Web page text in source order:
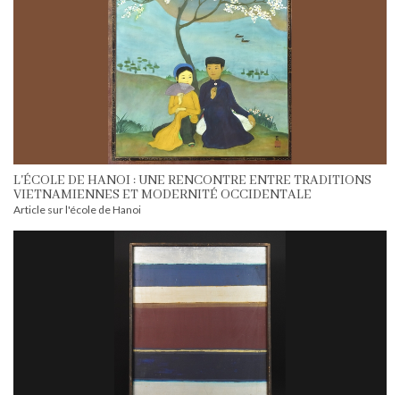
L'ÉCOLE DE HANOI : UNE RENCONTRE ENTRE TRADITIONS
VIETNAMIENNES ET MODERNITÉ OCCIDENTALE
Article sur l'école de Hanoi